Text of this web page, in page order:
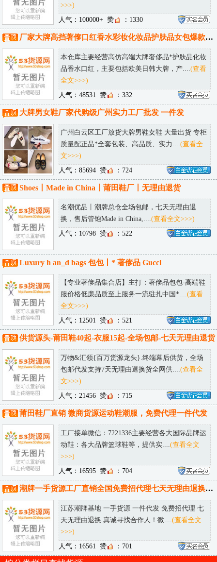
拿货价：28元
热门微商货源
供货源头-莆田鞋40起-衣服15起-全场包邮-七天无理由退货
Shoes丨Made in China丨莆田鞋厂丨无理由退货 大牌男女鞋厂家代购级广州实力工厂批发 一件发
.工厂直销杭派精品女装一件代发，诚招代理，量大价格从优
.东莞工厂直销韩版女装半袖t恤，一手货源，量大从优
.秋季半身裙一手货源批发，供货稳定，一件代发
新中式女装服饰批发厂家直销，质优价廉，薄利多销
.潮流女装货源一件代发批发，价格实惠，海量现货
、2026 卸妆油选购指南：深层清洁全脸卸妆油排行榜，干皮不紧绷
屏障受损泛红敷面膜反而更糟？2026年修复面膜正确挑选思路
晒完脸泛红发烫？2026 晒后修复面膜推荐，舒缓泛红补水面膜哪
.2026熬夜党急救修复面膜推荐，抗氧化褪暗沉熬夜不垮脸
.2026学生党平价补水面膜宝藏国货小众品牌大公开，好用又便宜
.悦蕾海洋冰川水凝露：干燥暗沉肌的焕活密码
.悦蕾海洋冰川水凝露：为干燥暗沉肌注入生机
相关货源
香港大牌包包代工厂 高端品质 一件代发 直发全球
【厂家直销-高端品质-海 外 代 购】诚招实体店/
网店/微商/海....(查看全文>>>)
人气：100000+ 赞 ：1244
广州奢侈品高端。男鞋，包包，手表，工厂，可一件代发，可发送全国。
主营：男女服装，男女潮鞋，包包，手表，腰
带，首饰，围巾，帽子，眼镜，香水详情 请....(查
看全文>>>)
人气：49567赞 ：728
大牌包包工厂正品货高端货 一手货源供应商 厂家直销 可邮全球！